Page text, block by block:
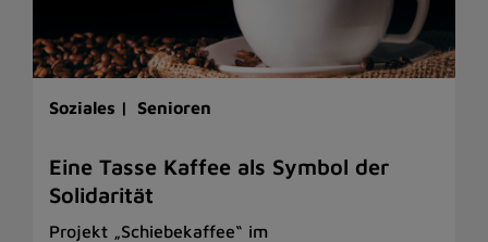
Soziales | Senioren
Eine Tasse Kaffee als Symbol der
Solidarität
Projekt „Schiebekaffee“ im